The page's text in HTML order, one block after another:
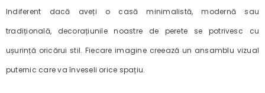
Indiferent dacă aveți o casă minimalistă, modernă sau
tradițională, decorațiunile noastre de perete se potrivesc cu
ușurință oricărui stil. Fiecare imagine creează un ansamblu vizual
puternic care va înveseli orice spațiu.